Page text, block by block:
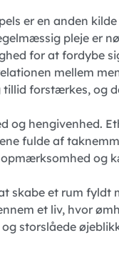
er en anden
pleje er
for at fordybe
mellem
forstærkes, og
og hengivenhed.
fulde af
og
skabe et rum
et liv, hvor
storslåede